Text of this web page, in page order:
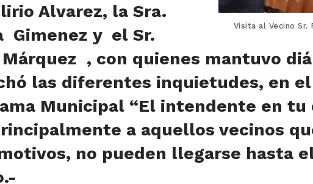
Visita al Vecino Sr.
Alvarez, la Sra.
Gimenez y el Sr.
Márquez , con quienes mantuvo
las diferentes inquietudes, en
Municipal “El intendente en tu
a aquellos vecinos
no pueden llegarse hasta